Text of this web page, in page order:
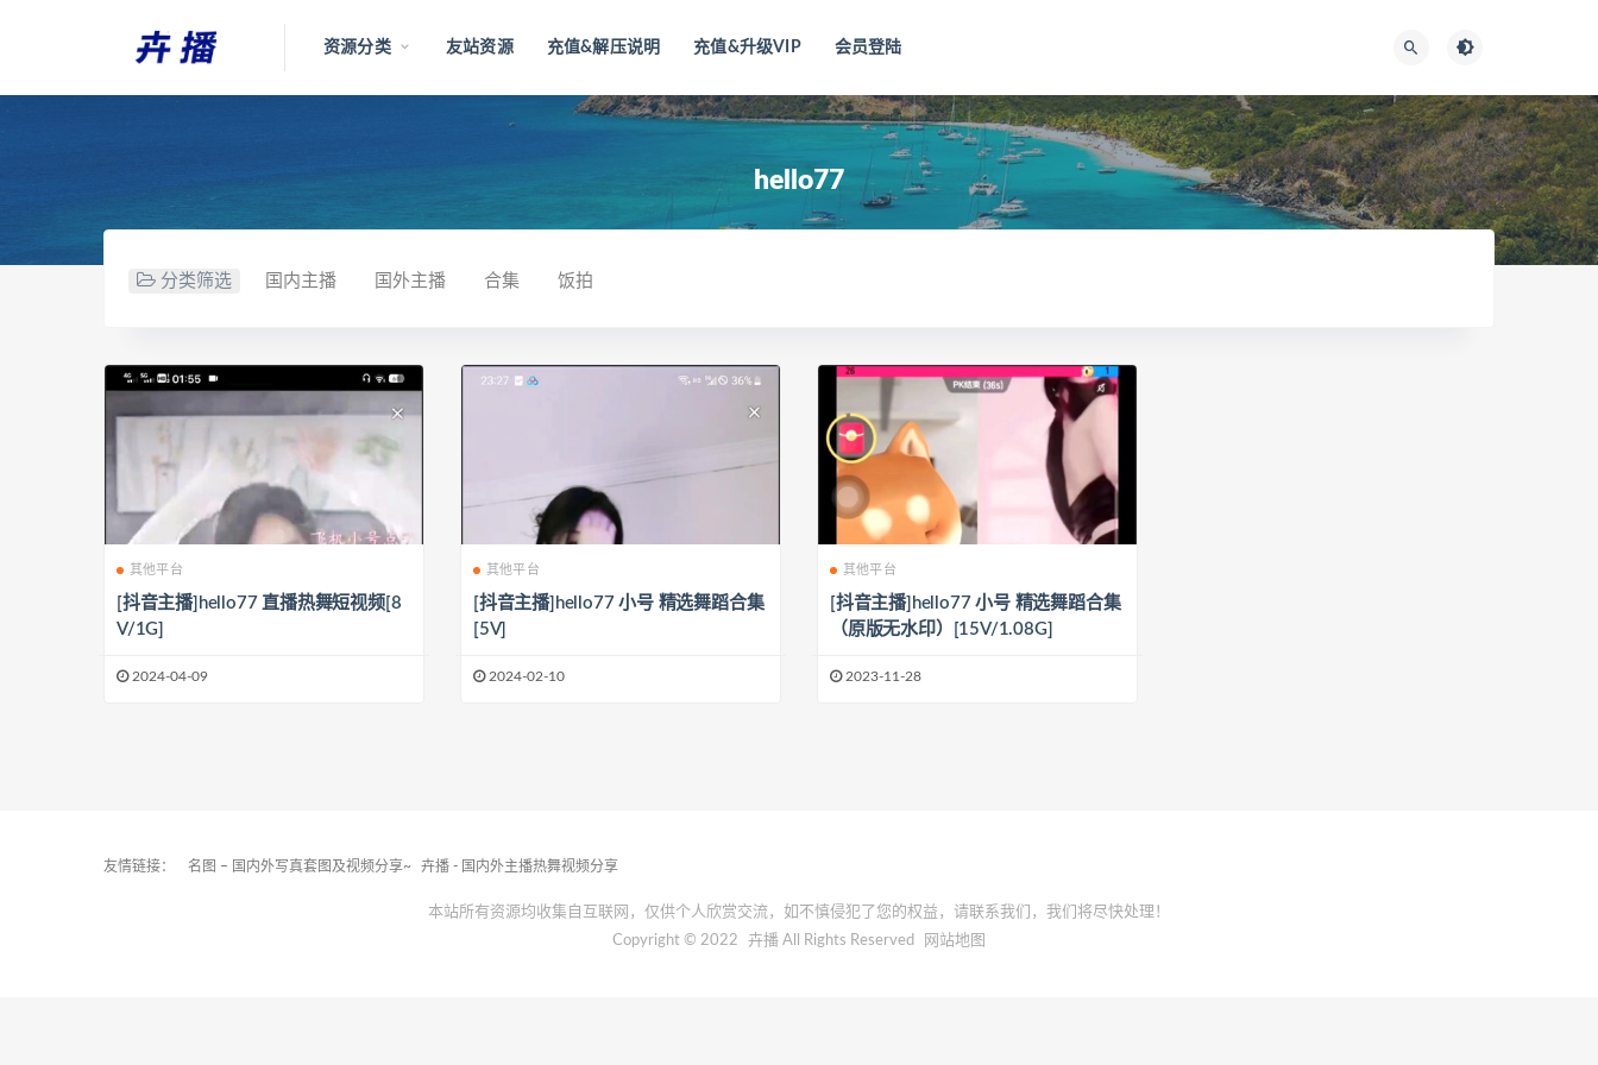
资源分类 友站资源 充值&解压说明 充值&升级VIP 会员登陆
hello77
分类筛选 国内主播 国外主播 合集 饭拍
其他平台
[抖音主播]hello77 直播热舞短视频[8
V/1G]
2024-04-09
其他平台
[抖音主播]hello77 小号 精选舞蹈合集
[5V]
2024-02-10
其他平台
[抖音主播]hello77 小号 精选舞蹈合集
（原版无水印）[15V/1.08G]
2023-11-28
友情链接： 名图 – 国内外写真套图及视频分享~ 卉播 - 国内外主播热舞视频分享
本站所有资源均收集自互联网，仅供个人欣赏交流，如不慎侵犯了您的权益，请联系我们，我们将尽快处理！
Copyright © 2022
卉播 All Rights Reserved 网站地图